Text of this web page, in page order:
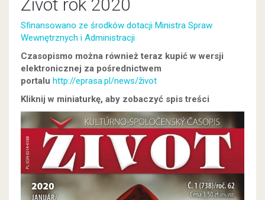
Život rok 2020
Sfinansowano ze środków dotacji Ministra Spraw
Wewnętrznych i Administracji
Czasopismo można również teraz kupić w wersji
elektronicznej za pośrednictwem
portalu http://eprasa.pl/news/život
Kliknij w miniaturkę, aby zobaczyć spis treści